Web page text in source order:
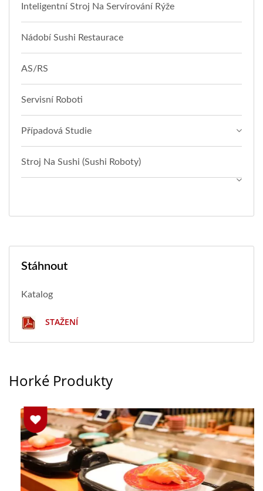
Inteligentní Stroj Na Servírování Rýže
Nádobí Sushi Restaurace
AS/RS
Servisní Roboti
Případová Studie
Stroj Na Sushi (sushi Roboty)
Stáhnout
Katalog
STAŽENÍ
Horké Produkty